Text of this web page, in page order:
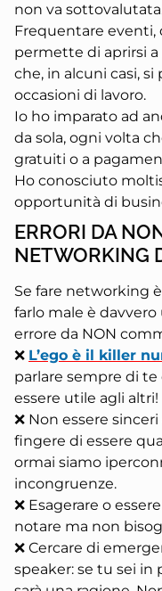
non va
Frequentare eventi,
permette di aprirsi
che, in alcuni casi,
occasioni di lavoro.
Io ho imparato ad
da sola, ogni volta
gratuiti o a
Ho conosciuto
opportunità di
ERRORI DA
NETWORKING
Se fare networking
farlo male è
errore da NON
❌ L’ego è il killer
parlare sempre di te
essere utile agli altri!
❌ Non essere
fingere di essere
ormai siamo
incongruenze.
❌ Esagerare o
notare ma non
❌ Cercare di
speaker: se tu sei in